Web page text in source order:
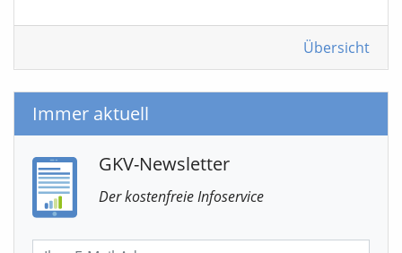
Übersicht
Immer aktuell
GKV-Newsletter
Der kostenfreie Infoservice